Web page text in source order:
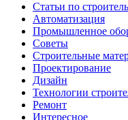
Статьи по
Автоматизация
Промышленное
Советы
Строительные
Проектирование
Дизайн
Технологии
Ремонт
Интересное